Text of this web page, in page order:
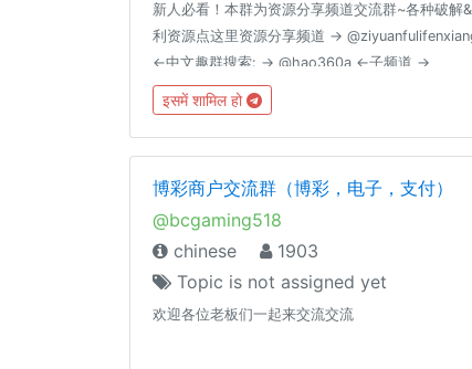
新人必看！本群为资源分享频道交流群~各种破解
利资源点这里资源分享频道 →
←中文趣群搜索: → @hao360a ←子频道 →
@animeh3 @animetheme2 ←群里不要发政治言论
哦,此为技术交流群（做新时代青年,社会主义接班
德治体美劳全面发展）#Groupregulation 群里不
https://t.me/setlanguage/classic-zh-cn
इसमें शामिल हो
博彩商户交流群（博彩，电子，支付）
@bcgaming518
chinese
1903
Topic is not assigned yet
欢迎各位老板们一起来交流交流